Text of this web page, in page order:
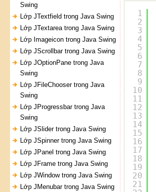
Swing
Lớp JTextfield trong Java Swing
Lớp JTextarea trong Java Swing
Lớp Imageicon trong Java Swing
Lớp JScrollbar trong Java Swing
Lớp JOptionPane trong Java
Swing
Lớp JFileChooser trong Java
Swing
Lớp JProgressbar trong Java
Swing
Lớp JSlider trong Java Swing
Lớp JSpinner trong Java Swing
Lớp JPanel trong Java Swing
Lớp JFrame trong Java Swing
Lớp JWindow trong Java Swing
Lớp JMenubar trong Java Swing
1
2
3
4
5
6
7
8
9
10
11
12
13
14
15
16
17
18
19
20
21